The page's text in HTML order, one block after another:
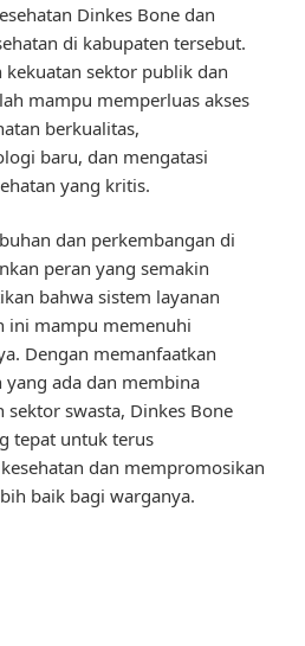
Dinkes Bone dan
di kabupaten tersebut.
sektor publik dan
mampu memperluas akses
berkualitas,
baru, dan mengatasi
yang kritis.
dan perkembangan di
peran yang semakin
bahwa sistem layanan
ini mampu memenuhi
Dengan memanfaatkan
ada dan membina
swasta, Dinkes Bone
tepat untuk terus
dan mempromosikan
baik bagi warganya.